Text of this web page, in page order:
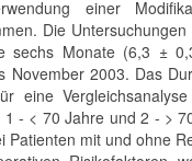
einer
Die
sechs Monate (6,3 ±
November 2003. Das
eine
1 - < 70 Jahre und 2 - >
Patienten mit und ohne